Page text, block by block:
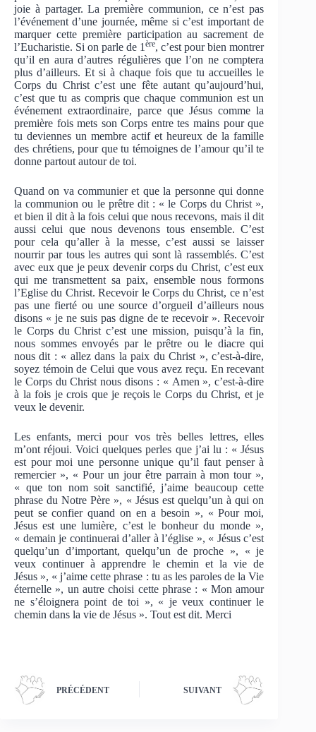
joie à partager. La première communion, ce n’est pas
l’événement d’une journée, même si c’est important de
marquer cette première participation au sacrement de
l’Eucharistie. Si on parle de 1ère, c’est pour bien montrer
qu’il en aura d’autres régulières que l’on ne comptera
plus d’ailleurs. Et si à chaque fois que tu accueilles le
Corps du Christ c’est une fête autant qu’aujourd’hui,
c’est que tu as compris que chaque communion est un
événement extraordinaire, parce que Jésus comme la
première fois mets son Corps entre tes mains pour que
tu deviennes un membre actif et heureux de la famille
des chrétiens, pour que tu témoignes de l’amour qu’il te
donne partout autour de toi.
Quand on va communier et que la personne qui donne
la communion ou le prêtre dit : « le Corps du Christ »,
et bien il dit à la fois celui que nous recevons, mais il dit
aussi celui que nous devenons tous ensemble. C’est
pour cela qu’aller à la messe, c’est aussi se laisser
nourrir par tous les autres qui sont là rassemblés. C’est
avec eux que je peux devenir corps du Christ, c’est eux
qui me transmettent sa paix, ensemble nous formons
l’Eglise du Christ. Recevoir le Corps du Christ, ce n’est
pas une fierté ou une source d’orgueil d’ailleurs nous
disons « je ne suis pas digne de te recevoir ». Recevoir
le Corps du Christ c’est une mission, puisqu’à la fin,
nous sommes envoyés par le prêtre ou le diacre qui
nous dit : « allez dans la paix du Christ », c’est-à-dire,
soyez témoin de Celui que vous avez reçu. En recevant
le Corps du Christ nous disons : « Amen », c’est-à-dire
à la fois je crois que je reçois le Corps du Christ, et je
veux le devenir.
Les enfants, merci pour vos très belles lettres, elles
m’ont réjoui. Voici quelques perles que j’ai lu : « Jésus
est pour moi une personne unique qu’il faut penser à
remercier », « Pour un jour être parrain à mon tour »,
« que ton nom soit sanctifié, j’aime beaucoup cette
phrase du Notre Père », « Jésus est quelqu’un à qui on
peut se confier quand on en a besoin », « Pour moi,
Jésus est une lumière, c’est le bonheur du monde »,
« demain je continuerai d’aller à l’église », « Jésus c’est
quelqu’un d’important, quelqu’un de proche », « je
veux continuer à apprendre le chemin et la vie de
Jésus », « j’aime cette phrase : tu as les paroles de la Vie
éternelle », un autre choisi cette phrase : « Mon amour
ne s’éloignera point de toi », « je veux continuer le
chemin dans la vie de Jésus ». Tout est dit. Merci
PRÉCÉDENT SUIVANT